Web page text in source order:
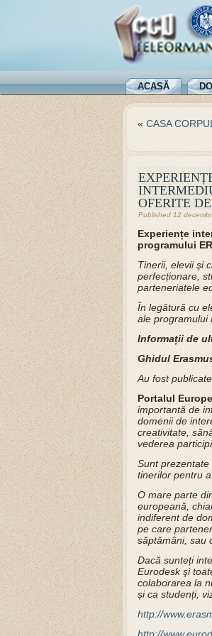
ACASĂ
« CASA
OFERITE
Published 12
Experiențe
programului
Tinerii, elevii şi
perfecționare,
parteneriatele
În legătură cu
ale programului
Informații de
Ghidul
Au fost
Portalul
importantă de
domenii de
creativitate,
vederea
Sunt
tinerilor pentru
O mare parte
europeană,
indiferent de
pe care
săptămâni, sau
Dacă sunteți
Eurodesk şi
colaborarea la
și ca studenți,
http://